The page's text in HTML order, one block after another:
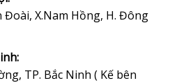
Đoài, X.Nam Hồng, H. Đông
TP. Bắc Ninh ( Kế bên